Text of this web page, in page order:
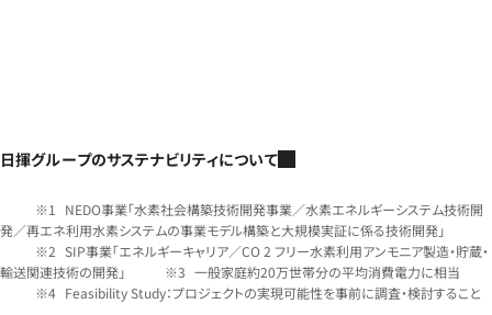
日揮グループのサステナビリティについて
NEDO事業「水素社会構築技術開発事業／水素エネルギーシステム技術開
発／再エネ利用水素システムの事業モデル構築と大規模実証に係る技術開発」
SIP事業「エネルギーキャリア／CO 2 フリー水素利用アンモニア製造・貯蔵・
輸送関連技術の開発」
一般家庭約20万世帯分の平均消費電力に相当
Feasibility Study：プロジェクトの実現可能性を事前に調査・検討すること